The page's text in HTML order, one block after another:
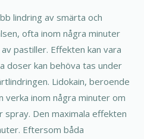
lindring av smärta och
ofta inom några minuter
pastiller. Effekten kan vara
doser kan behöva tas under
Lidokain, beroende
verka inom några minuter om
Den maximala effekten
Eftersom båda